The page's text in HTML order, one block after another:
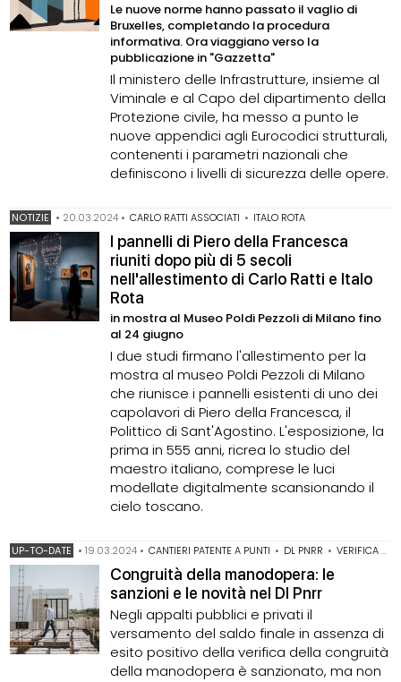
Le nuove norme hanno passato il vaglio di
Bruxelles, completando la procedura
informativa. Ora viaggiano verso la
pubblicazione in "Gazzetta"
Il ministero delle Infrastrutture, insieme al
Viminale e al Capo del dipartimento della
Protezione civile, ha messo a punto le
nuove appendici agli Eurocodici strutturali,
contenenti i parametri nazionali che
definiscono i livelli di sicurezza delle opere.
NOTIZIE • 20.03.2024 • CARLO RATTI ASSOCIATI • ITALO ROTA
l pannelli di Piero della Francesca
riuniti dopo più di 5 secoli
nell'allestimento di Carlo Ratti e Italo
Rota
in mostra al Museo Poldi Pezzoli di Milano fino
al 24 giugno
I due studi firmano l'allestimento per la
mostra al museo Poldi Pezzoli di Milano
che riunisce i pannelli esistenti di uno dei
capolavori di Piero della Francesca, il
Polittico di Sant'Agostino. L'esposizione, la
prima in 555 anni, ricrea lo studio del
maestro italiano, comprese le luci
modellate digitalmente scansionando il
cielo toscano.
UP-TO-DATE •19.03.2024 • CANTIERI PATENTE A PUNTI • DL PNRR • VERIFICA DELLA CONGRUITÀ DELLA MANODOPERA
Congruità della manodopera: le
sanzioni e le novità nel Dl Pnrr
Negli appalti pubblici e privati il
versamento del saldo finale in assenza di
esito positivo della verifica della congruità
della manodopera è sanzionato, ma non